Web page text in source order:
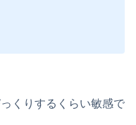
くりするくらい敏感で